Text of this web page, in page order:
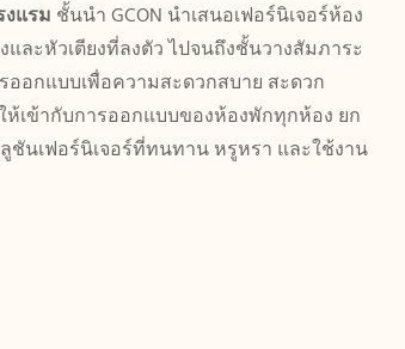
งแรม ชั้นนำGCON นำเสนอเฟอร์นิเจอร์ห้อง
ละหัวเตียงที่ลงตัว ไปจนถึงชั้นวางสัมภาระ
ออกแบบเพื่อความสะดวกสบาย สะดวก
เข้ากับการออกแบบของห้องพักทุกห้อง ยก
นเฟอร์นิเจอร์ที่ทนทาน หรูหรา และใช้งาน